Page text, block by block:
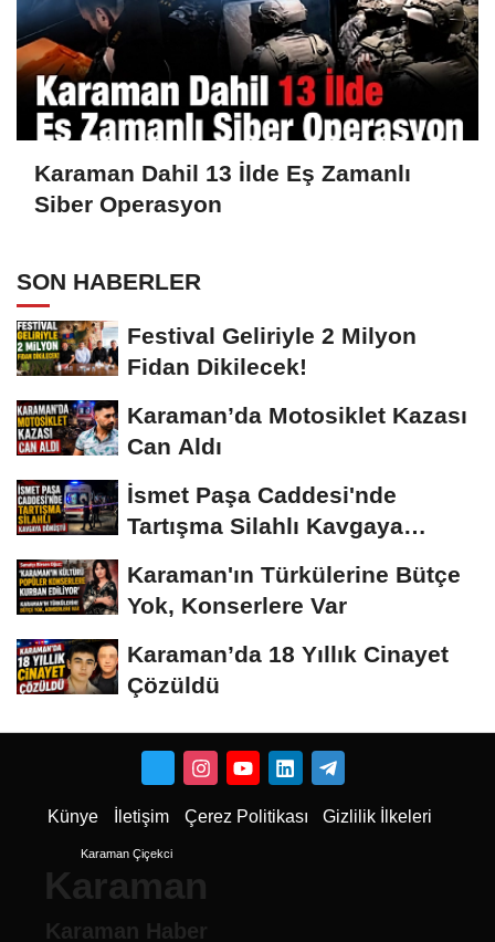
Karaman Dahil 13 İlde Eş Zamanlı
Siber Operasyon
SON HABERLER
Festival Geliriyle 2 Milyon
Fidan Dikilecek!
Karaman’da Motosiklet Kazası
Can Aldı
İsmet Paşa Caddesi'nde
Tartışma Silahlı Kavgaya
Karaman'ın Türkülerine Bütçe
Yok, Konserlere Var
Karaman’da 18 Yıllık Cinayet
Çözüldü
Künye İletişim Çerez Politikası Gizlilik İlkeleri
Karaman Çiçekci
Karaman
Karaman Haber